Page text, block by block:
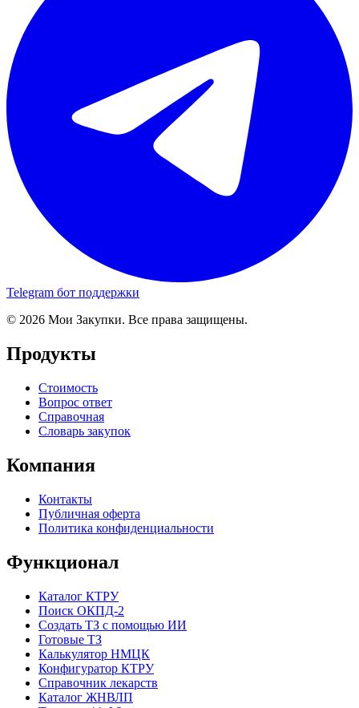
Telegram бот поддержки
© 2026 Мои Закупки. Все права защищены.
Продукты
Стоимость
Вопрос ответ
Справочная
Словарь закупок
Компания
Контакты
Публичная оферта
Политика конфиденциальности
Функционал
Каталог КТРУ
Поиск ОКПД-2
Создать ТЗ с помощью ИИ
Готовые ТЗ
Калькулятор НМЦК
Конфигуратор КТРУ
Справочник лекарств
Каталог ЖНВЛП